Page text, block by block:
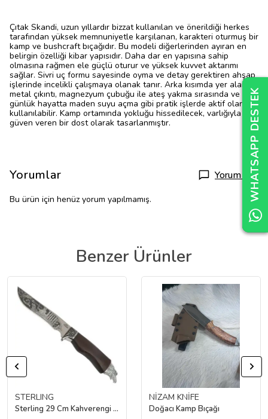
Çıtak Skandi, uzun yıllardır bizzat kullanılan ve önerildiği herkes
tarafından yüksek memnuniyetle karşılanan, karakteri oturmuş bir
kamp ve bushcraft bıçağıdır. Bu modeli diğerlerinden ayıran en
belirgin özelliği kibar yapısıdır. Daha dar en yapısına sahip
olmasına rağmen ele güçlü oturur ve yüksek kuvvet aktarımı
sağlar. Sivri uç formu sayesinde oyma ve detay gerektiren ahşap
işlerinde incelikli çalışmaya olanak tanır. Arka kısımda yer alan
metal çıkıntı, magnezyum çubuğu ile ateş yakma sırasında ve
günlük hayatta maden suyu açma gibi pratik işlerde aktif olarak
kullanılabilir. Kamp ortamında yokluğu hissedilecek, varlığıyla
güven veren bir dost olarak tasarlanmıştır.
Yorumlar Yorum Yap
Bu ürün için henüz yorum yapılmamış.
Benzer Ürünler
STERLING
Sterling 29 Cm Kahverengi Avcı Bıçağı
NİZAM KNİFE
Doğacı Kamp Bıçağı
WHATSAPP DESTEK
WHATSAPP DESTEK
WHATSAPP DESTEK